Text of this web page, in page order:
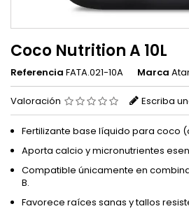
Coco Nutrition A 10L
Referencia FATA.021-10A Marca
Valoración Escriba
Fertilizante base líquido para coco
Aporta calcio y micronutrientes
Compatible únicamente en
B.
Favorece raíces sanas y tallos